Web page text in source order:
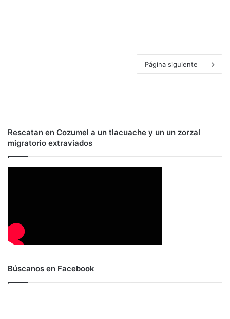
Página siguiente
Rescatan en Cozumel a un tlacuache y un un zorzal
migratorio extraviados
Búscanos en Facebook